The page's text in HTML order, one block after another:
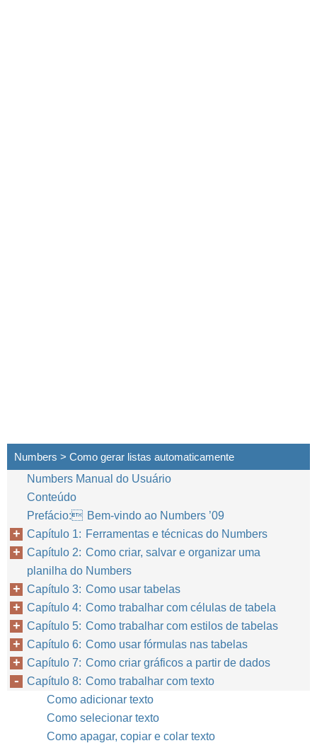
Numbers > Como gerar listas automaticamente
Numbers Manual do Usuário
Conteúdo
Prefácio: Bem-vindo ao Numbers ’09
Capítulo 1: Ferramentas e técnicas do Numbers
Capítulo 2: Como criar, salvar e organizar uma
planilha do Numbers
Capítulo 3: Como usar tabelas
Capítulo 4: Como trabalhar com células de tabela
Capítulo 5: Como trabalhar com estilos de tabelas
Capítulo 6: Como usar fórmulas nas tabelas
Capítulo 7: Como criar gráficos a partir de dados
Capítulo 8: Como trabalhar com texto
Como adicionar texto
Como selecionar texto
Como apagar, copiar e colar texto